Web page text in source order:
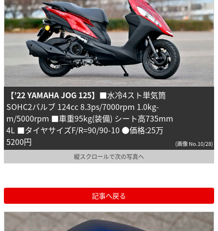
【’22 YAMAHA JOG 125】 ■水冷4スト単気筒
SOHC2バルブ 124cc 8.3ps/7000rpm 1.0kg-
m/5000rpm ■車重95kg(装備) シート高735mm
4L ■タイヤサイズF/R=90/90-10 ●価格:25万
5200円
(画像 No.10/28)
縦スクロールで次の写真へ
記事へ戻る